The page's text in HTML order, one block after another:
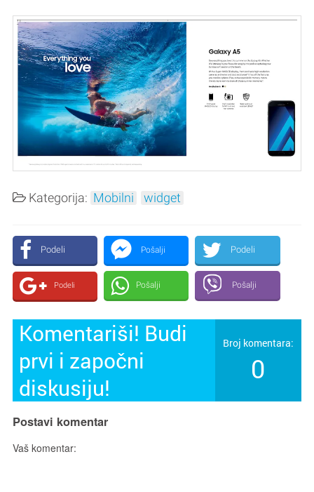
Kategorija: Mobilni widget
Podeli Pošalji Podeli
Podeli Pošalji Pošalji
Komentariši! Budi
prvi i započni
diskusiju!
Broj komentara:
0
Postavi komentar
Vaš komentar: